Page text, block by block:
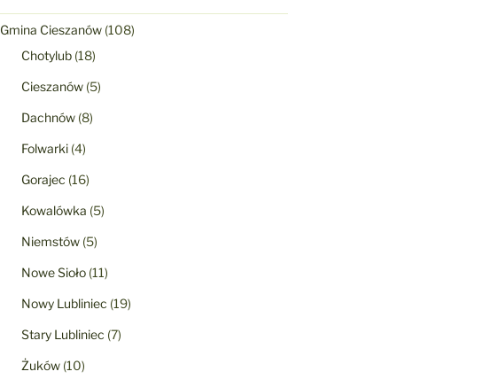
Gmina Cieszanów(108)
Chotylub(18)
Cieszanów(5)
Dachnów(8)
Folwarki(4)
Gorajec (16)
Kowalówka (5)
Niemstów(5)
Nowe Sioło(11)
Nowy Lubliniec (19)
Stary Lubliniec (7)
Żuków(10)